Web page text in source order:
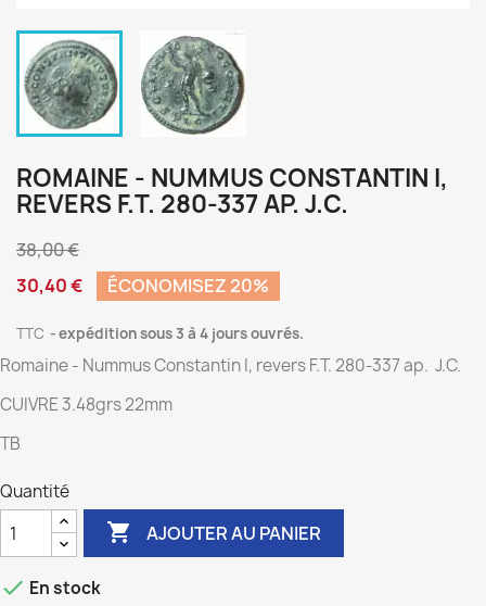
ROMAINE - NUMMUS CONSTANTIN I,
REVERS F.T. 280-337 AP. J.C.
38,00 €
30,40 €
ÉCONOMISEZ 20%
TTC expédition sous 3 à 4 jours ouvrés.
Romaine - Nummus Constantin I, revers F.T. 280-337 ap. J.C.
CUIVRE 3.48grs 22mm
TB
Quantité
 AJOUTER AU PANIER
 En stock